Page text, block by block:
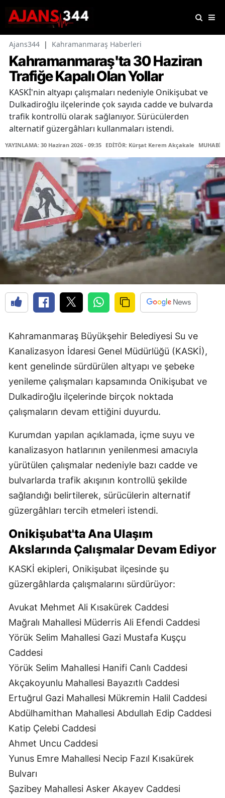
Ajans344 | Kahramanmaraş Haberleri
Kahramanmaraş'ta 30 Haziran
Trafiğe Kapalı Olan Yollar
KASKİ'nin altyapı çalışmaları nedeniyle Onikişubat ve
Dulkadiroğlu ilçelerinde çok sayıda cadde ve bulvarda
trafik kontrollü olarak sağlanıyor. Sürücülerden
alternatif güzergâhları kullanmaları istendi.
YAYINLAMA: 30 Haziran 2026 - 09:35 EDİTÖR: Kürşat Kerem Akçakale
Kahramanmaraş Büyükşehir Belediyesi Su ve
Kanalizasyon İdaresi Genel Müdürlüğü (KASKİ),
kent genelinde sürdürülen altyapı ve şebeke
yenileme çalışmaları kapsamında Onikişubat ve
Dulkadiroğlu ilçelerinde birçok noktada
çalışmaların devam ettiğini duyurdu.
Kurumdan yapılan açıklamada, içme suyu ve
kanalizasyon hatlarının yenilenmesi amacıyla
yürütülen çalışmalar nedeniyle bazı cadde ve
bulvarlarda trafik akışının kontrollü şekilde
sağlandığı belirtilerek, sürücülerin alternatif
güzergâhları tercih etmeleri istendi.
Onikişubat'ta Ana Ulaşım
Akslarında Çalışmalar Devam Ediyor
KASKİ ekipleri, Onikişubat ilçesinde şu
güzergâhlarda çalışmalarını sürdürüyor:
Avukat Mehmet Ali Kısakürek Caddesi
Mağralı Mahallesi Müderris Ali Efendi Caddesi
Yörük Selim Mahallesi Gazi Mustafa Kuşçu
Caddesi
Yörük Selim Mahallesi Hanifi Canlı Caddesi
Akçakoyunlu Mahallesi Bayazıtlı Caddesi
Ertuğrul Gazi Mahallesi Mükremin Halil Caddesi
Abdülhamithan Mahallesi Abdullah Edip Caddesi
Katip Çelebi Caddesi
Ahmet Uncu Caddesi
Yunus Emre Mahallesi Necip Fazıl Kısakürek
Bulvarı
Şazibey Mahallesi Asker Akayev Caddesi